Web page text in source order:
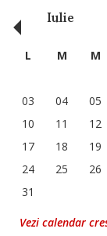
Iulie
‹ L M M
03
04 05
10
11 12
17
18 19
24
25 26
31
Vezi calendar